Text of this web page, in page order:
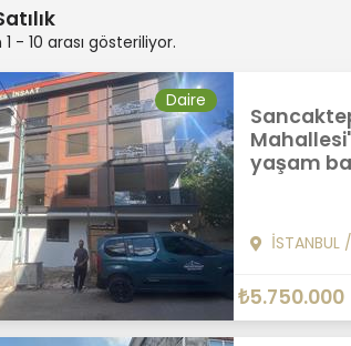
- 10 arası gösteriliyor.
Daire
yaşam
İSTANBUL/
₺5.750.000